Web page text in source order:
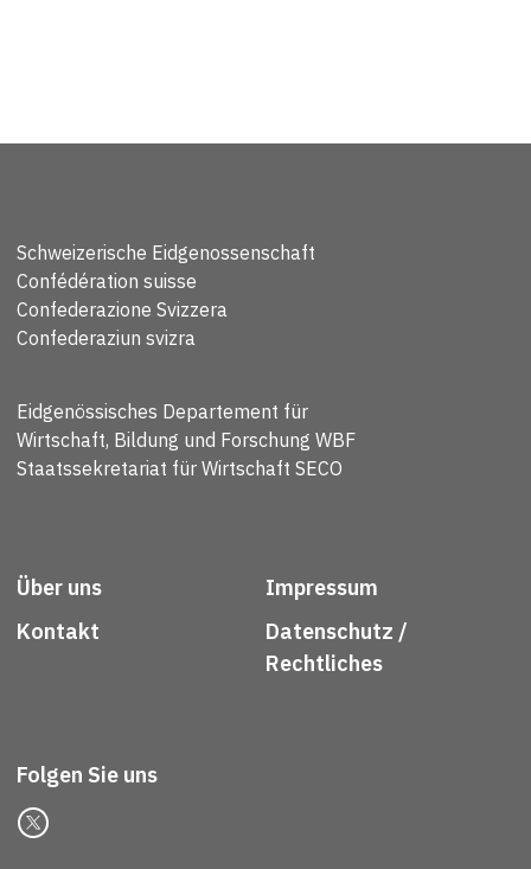
Schweizerische Eidgenossenschaft
Confédération suisse
Confederazione Svizzera
Confederaziun svizra
Eidgenössisches Departement für
Wirtschaft, Bildung und Forschung WBF
Staatssekretariat für Wirtschaft SECO
Über uns
Kontakt
Impressum
Datenschutz /
Rechtliches
Folgen Sie uns